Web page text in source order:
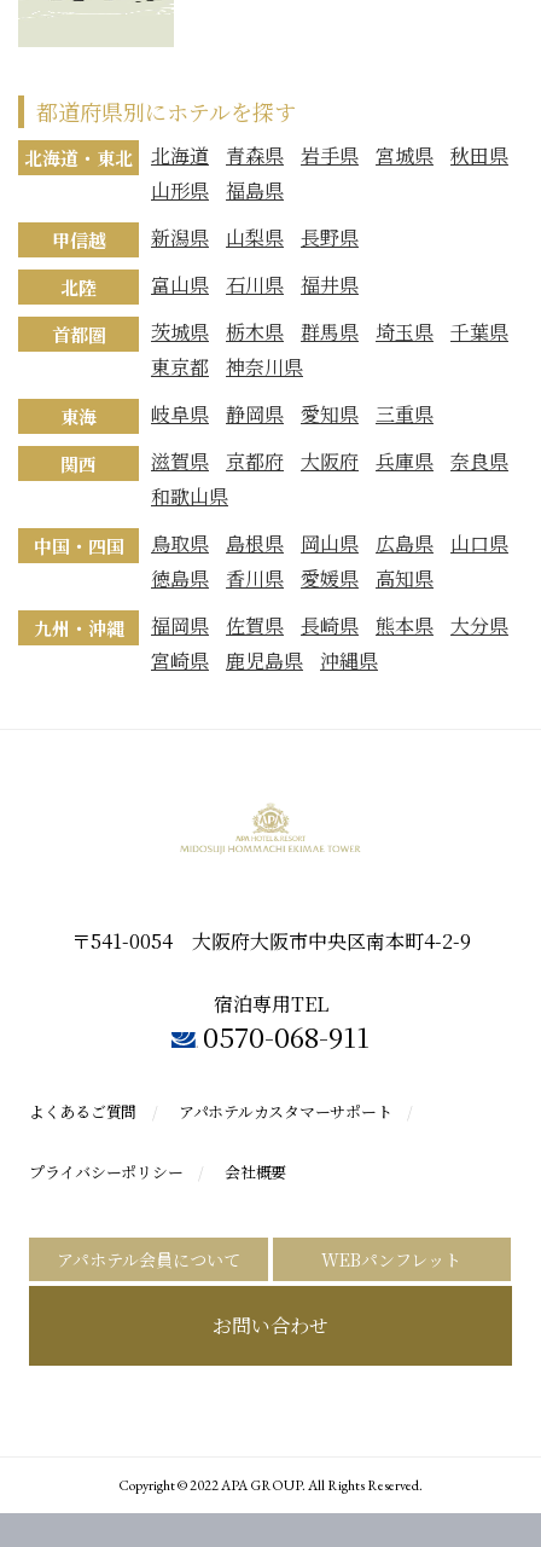
都道府県別にホテルを探す
北海道・東北 北海道 青森県 岩手県 宮城県
秋田県
山形県
福島県
甲信越 新潟県 山梨県 長野県
北陸 富山県 石川県 福井県
首都圏 茨城県 栃木県 群馬県 埼玉県
千葉県
東京都
神奈川県
東海 岐阜県 静岡県 愛知県 三重県
関西 滋賀県 京都府 大阪府 兵庫県
奈良県
和歌山県
中国・四国 鳥取県 島根県 岡山県 広島県
山口県
徳島県
香川県 愛媛県 高知県
九州・沖縄 福岡県 佐賀県 長崎県 熊本県
大分県
宮崎県
鹿児島県 沖縄県
〒541-0054 大阪府大阪市中央区南本町4-2-9
宿泊専用TEL
0570-068-911
よくあるご質問 アパホテルカスタマーサポート
プライバシーポリシー 会社概要
アパホテル会員について WEBパンフレット
お問い合わせ
Copyright © 2022 APA GROUP. All Rights Reserved.